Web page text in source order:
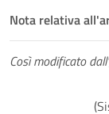
Nota relativa
Così modificato dall'